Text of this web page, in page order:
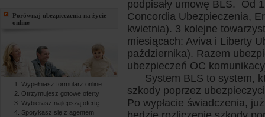
Porównaj ubezpieczenia na życie
online
Wypełniasz formularz online
Otrzymujesz gotowe oferty
Wybierasz najlepszą ofertę
Spotykasz się z agentem
podpisały umowę BLS. Od
Concordia Ubezpieczenia,
kwietnia). 3 kolejne
miesiącach: Aviva i Liberty
października). Razem
ubezpieczeń OC
System BLS to system,
szkody poprzez
Po wypłacie świadczenia,